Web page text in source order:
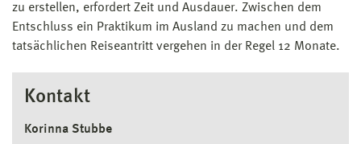
zu erstellen, erfordert Zeit und Ausdauer. Zwischen dem
Entschluss ein Praktikum im Ausland zu machen und dem
tatsächlichen Reiseantritt vergehen in der Regel 12 Monate.
Kontakt
Korinna Stubbe